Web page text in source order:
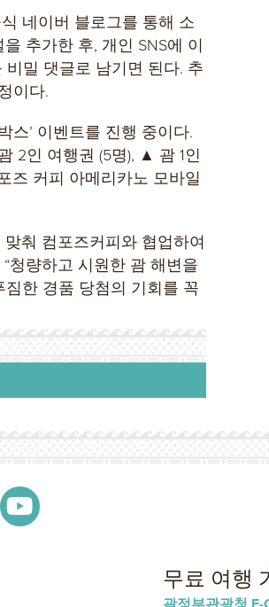
네이버 블로그를 통해 소
추가한 후, 개인 SNS에 이
밀 댓글로 남기면 된다. 추
이다.
스’ 이벤트를 진행 중이다.
2인 여행권 (5명), ▲ 괌 1인
즈 커피 아메리카노 모바일
춰 컴포즈커피와 협업하여
청량하고 시원한 괌 해변을
한 경품 당첨의 기회를 꼭
무료 여행